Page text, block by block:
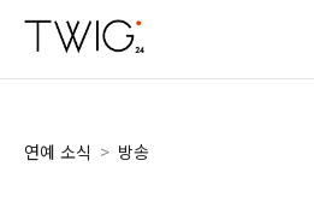
연예 소식 > 방송